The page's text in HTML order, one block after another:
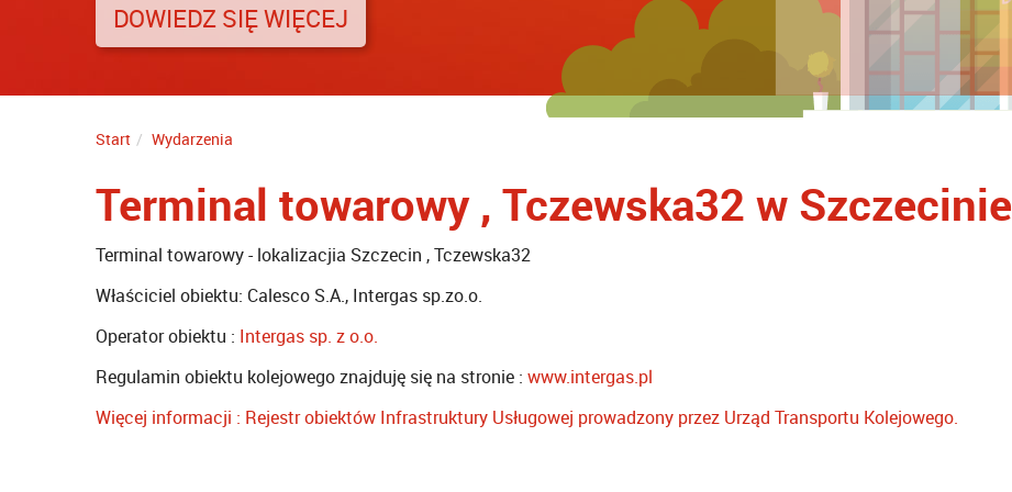
DOWIEDZ SIĘ WIĘCEJ
DOWIEDZ SIĘ WIĘCEJ
DOWIEDZ SIĘ WIĘCEJ
DOWIEDZ SIĘ WIĘCEJ
DOWIEDZ SIĘ WIĘCEJ
DOWIEDZ SIĘ WIĘCEJ
DOWIEDZ SIĘ WIĘCEJ
Start Wydarzenia
Terminal towarowy , Tczewska32 w Szczecinie
Terminal towarowy - lokalizacjia Szczecin , Tczewska32
Właściciel obiektu: Calesco S.A., Intergas sp.zo.o.
Operator obiektu : Intergas sp. z o.o.
Regulamin obiektu kolejowego znajduję się na stronie : www.intergas.pl
Więcej informacji : Rejestr obiektów Infrastruktury Usługowej prowadzony przez Urząd Transportu Kolejowego.